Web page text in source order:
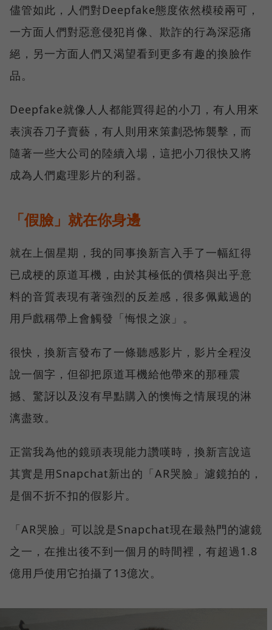
儘管如此，人們對Deepfake態度依然模稜兩可，
一方面人們對惡意侵犯肖像、欺詐的行為深惡痛
絕，另一方面人們又渴望看到更多有趣的換臉作
品。
Deepfake就像人人都能買得起的小刀，有人用來
表演吞刀子賣藝，有人則用來策劃恐怖襲擊，而
隨著一些大公司的陸續入場，這把小刀很快又將
成為人們處理影片的利器。
「假臉」就在你身邊
就在上個星期，我的同事換新言入手了一幅紅得
已成梗的原道耳機，由於其極低的價格與出乎意
料的音質表現有著強烈的反差感，很多佩戴過的
用戶戲稱帶上會觸發「悔恨之淚」。
很快，換新言發布了一條聽感影片，影片全程沒
說一個字，但卻把原道耳機給他帶來的那種震
撼、驚訝以及沒有早點購入的懊悔之情展現的淋
漓盡致。
正當我為他的鏡頭表現能力讚嘆時，換新言說這
其實是用Snapchat新出的「AR哭臉」濾鏡拍的，
是個不折不扣的假影片。
「AR哭臉」可以說是Snapchat現在最熱門的濾鏡
之一，在推出後不到一個月的時間裡，有超過1.8
億用戶使用它拍攝了13億次。